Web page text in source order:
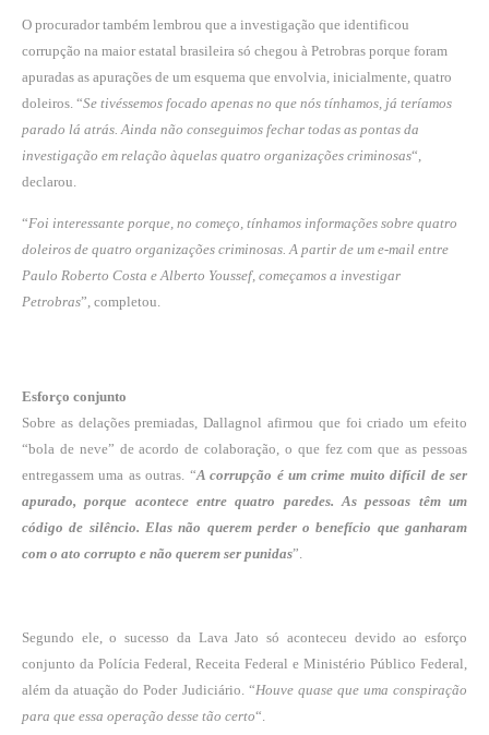
O procurador também lembrou que a investigação que identificou
corrupção na maior estatal brasileira só chegou à Petrobras porque foram
apuradas as apurações de um esquema que envolvia, inicialmente, quatro
doleiros. “Se tivéssemos focado apenas no que nós tínhamos, já teríamos
parado lá atrás. Ainda não conseguimos fechar todas as pontas da
investigação em relação àquelas quatro organizações criminosas“,
declarou.
“Foi interessante porque, no começo, tínhamos informações sobre quatro
doleiros de quatro organizações criminosas. A partir de um e-mail entre
Paulo Roberto Costa e Alberto Youssef, começamos a investigar
Petrobras”, completou.
Esforço conjunto
Sobre as delações premiadas, Dallagnol afirmou que foi criado um efeito
“bola de neve” de acordo de colaboração, o que fez com que as pessoas
entregassem uma as outras. “A corrupção é um crime muito difícil de ser
apurado, porque acontece entre quatro paredes. As pessoas têm um
código de silêncio. Elas não querem perder o benefício que ganharam
com o ato corrupto e não querem ser punidas”.
Segundo ele, o sucesso da Lava Jato só aconteceu devido ao esforço
conjunto da Polícia Federal, Receita Federal e Ministério Público Federal,
além da atuação do Poder Judiciário. “Houve quase que uma conspiração
para que essa operação desse tão certo“.